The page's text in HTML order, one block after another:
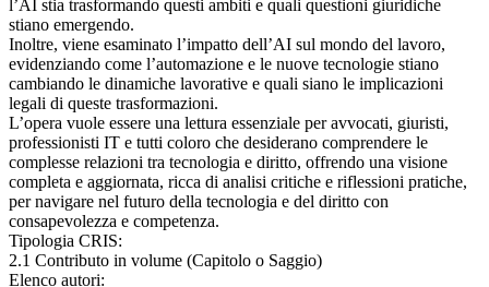
l’AI stia trasformando questi ambiti e quali questioni giuridiche
stiano emergendo.
Inoltre, viene esaminato l’impatto dell’AI sul mondo del lavoro,
evidenziando come l’automazione e le nuove tecnologie stiano
cambiando le dinamiche lavorative e quali siano le implicazioni
legali di queste trasformazioni.
L’opera vuole essere una lettura essenziale per avvocati, giuristi,
professionisti IT e tutti coloro che desiderano comprendere le
complesse relazioni tra tecnologia e diritto, offrendo una visione
completa e aggiornata, ricca di analisi critiche e riflessioni pratiche,
per navigare nel futuro della tecnologia e del diritto con
consapevolezza e competenza.
Tipologia CRIS:
2.1 Contributo in volume (Capitolo o Saggio)
Elenco autori: